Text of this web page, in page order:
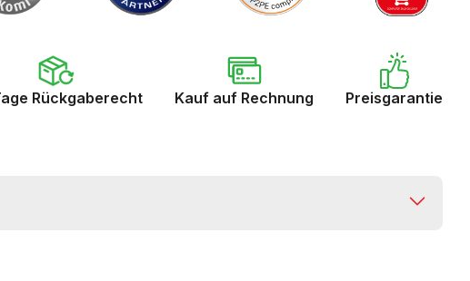
Rückgaberecht Kauf auf Rechnung Preisgarantie